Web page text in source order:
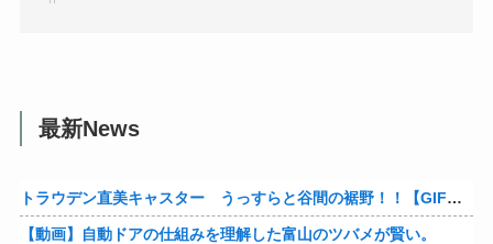
最新News
トラウデン直美キャスター うっすらと谷間の裾野！！【GIF動画あり】
【動画】自動ドアの仕組みを理解した富山のツバメが賢い。